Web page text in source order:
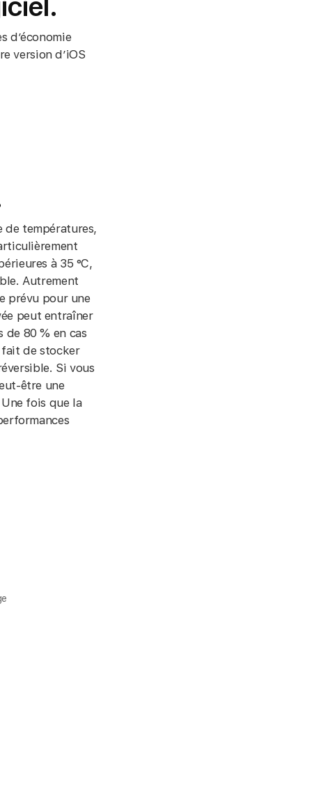
d’économie
version d’iOS
de températures,
à 35 °C,
Autrement
prévu pour une
peut entraîner
de 80 % en cas
fait de stocker
Si vous
être une
fois que la